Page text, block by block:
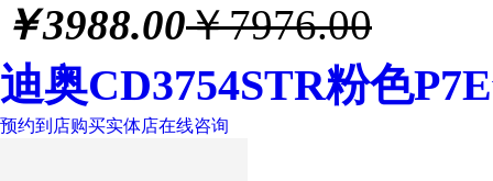
￥3988.00￥7976.00
迪奥CD3754STR粉色
预约到店购买实体店在线咨询